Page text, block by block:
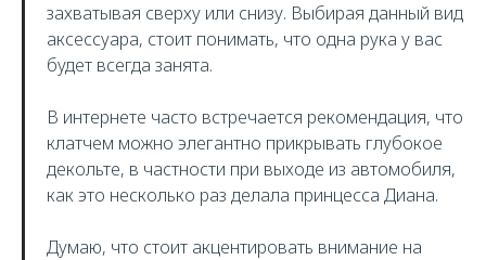
захватывая сверху или снизу. Выбирая данный вид
аксессуара, стоит понимать, что одна рука у вас
будет всегда занята.
В интернете часто встречается рекомендация, что
клатчем можно элегантно прикрывать глубокое
декольте, в частности при выходе из автомобиля,
как это несколько раз делала принцесса Диана.
Думаю, что стоит акцентировать внимание на